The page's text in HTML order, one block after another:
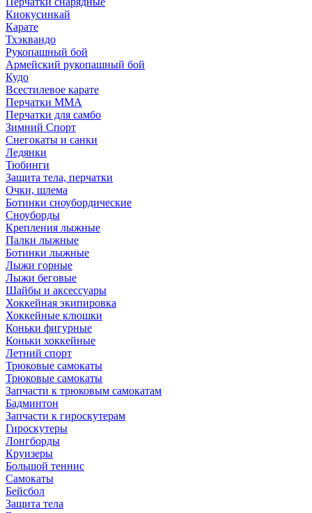
Киокусинкай
Карате
Тхэквандо
Рукопашный бой
Армейский рукопашный бой
Кудо
Всестилевое карате
Перчатки MMA
Перчатки для самбо
Зимний Спорт
Снегокаты и санки
Ледянки
Тюбинги
Защита тела, перчатки
Очки, шлема
Ботинки сноубордические
Сноуборды
Крепления лыжные
Палки лыжные
Ботинки лыжные
Лыжи горные
Лыжи беговые
Шайбы и аксессуары
Хоккейная экипировка
Хоккейные клюшки
Коньки фигурные
Коньки хоккейные
Летний спорт
Трюковые самокаты
Трюковые самокаты
Запчасти к трюковым самокатам
Бадминтон
Запчасти к гироскутерам
Гироскутеры
Лонгборды
Круизеры
Большой теннис
Самокаты
Бейсбол
Защита тела